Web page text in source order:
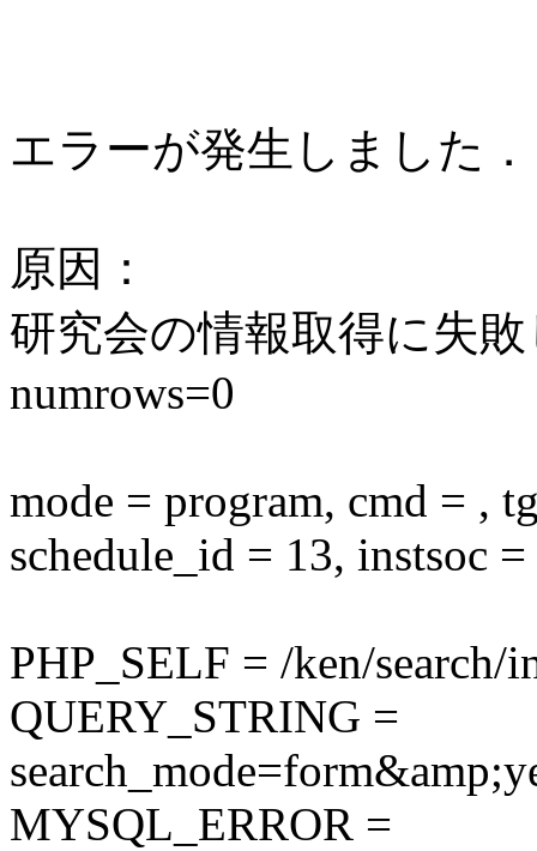
エラーが発生しました．
原因：
研究会の情報取得に失
numrows=0
mode = program, cmd = ,
schedule_id = 13, instsoc
PHP_SELF = /ken/search/
QUERY_STRING =
MYSQL_ERROR =